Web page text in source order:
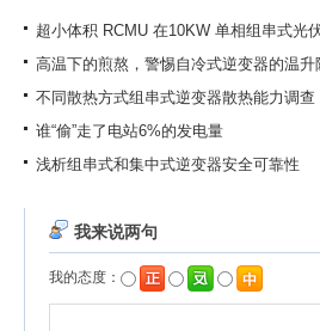
超小体积 RCMU 在10KW 单相组串式光
高温下的煎熬，警惕自冷式逆变器的温升
不同散热方式组串式逆变器散热能力调查
谁“偷”走了电站6%的发电量
浅析组串式和集中式逆变器安全可靠性